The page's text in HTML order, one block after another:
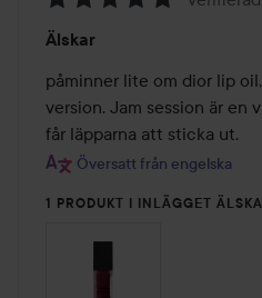
5
av
5
Älskar
påminner lite om dior lip
version. Jam session är en
får läpparna att sticka ut.
Översatt från engelska
1 PRODUKT I INLÄGGET